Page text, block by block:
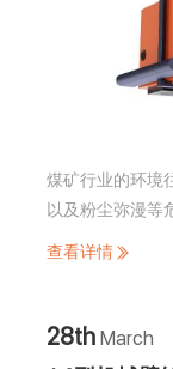
煤矿行业的环境
以及粉尘弥漫等
会让工作人员面
查看详情
28th March